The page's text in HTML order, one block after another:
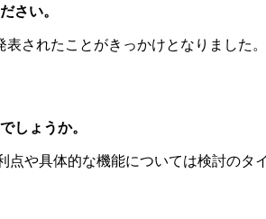
さい。
表されたことがきっかけとなりまし
しょうか。
や具体的な機能については検討のタ